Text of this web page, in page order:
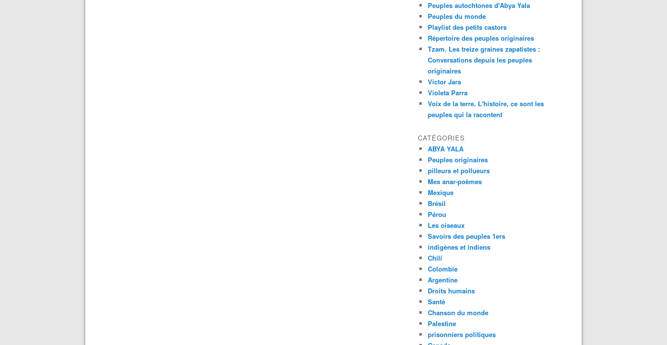
Peuples autochtones d'Abya Yala
Peuples du monde
Playlist des petits castors
Répertoire des peuples originaires
Tzam. Les treize graines zapatistes :
Conversations depuis les peuples
originaires
Victor Jara
Violeta Parra
Voix de la terre. L'histoire, ce sont les
peuples qui la racontent
CATÉGORIES
ABYA YALA
Peuples originaires
pilleurs et pollueurs
Mes anar-poèmes
Mexique
Brésil
Pérou
Les oiseaux
Savoirs des peuples 1ers
indigènes et indiens
Chili
Colombie
Argentine
Droits humains
Santé
Chanson du monde
Palestine
prisonniers politiques